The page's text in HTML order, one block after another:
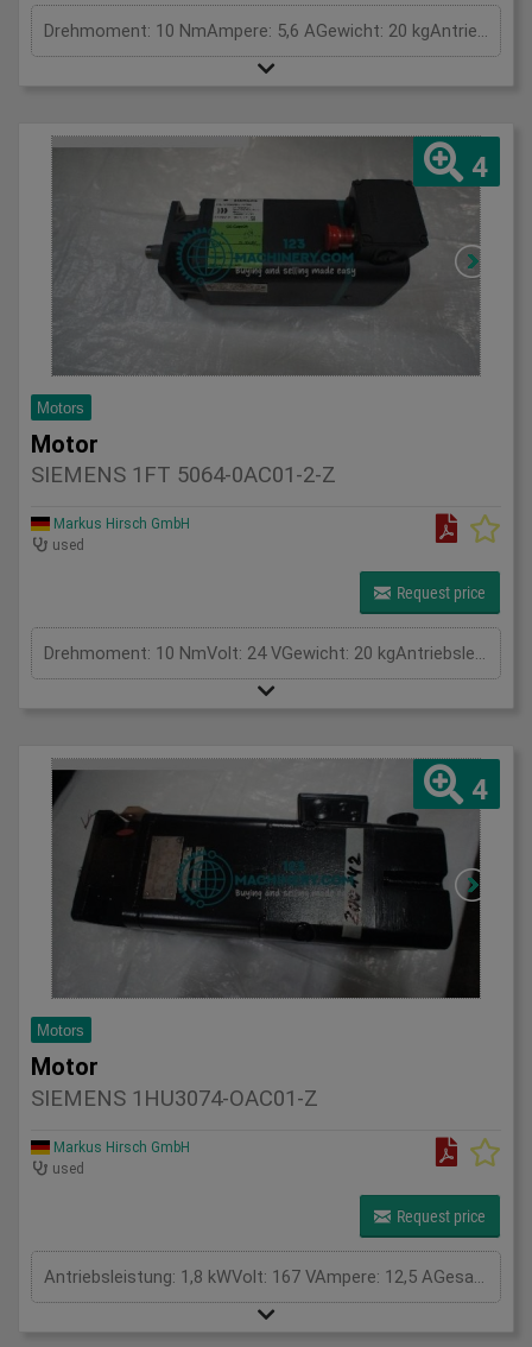
Drehmoment: 10 NmAmpere: 5,6 AGewicht: 20 kgAntriebsleistung: kWVolt: VGesamtleistungsbedarf: kWMaschinengewicht ca.: tRaumbedarf ca.: m
4
Motors
Motor
SIEMENS 1FT 5064-0AC01-2-Z
Markus Hirsch GmbH
used
Request price
Drehmoment: 10 NmVolt: 24 VGewicht: 20 kgAntriebsleistung: kWAmpere: AGesamtleistungsbedarf: kWMaschinengewicht ca.: tRaumbedarf ca.: m
4
Motors
Motor
SIEMENS 1HU3074-OAC01-Z
Markus Hirsch GmbH
used
Request price
Antriebsleistung: 1,8 kWVolt: 167 VAmpere: 12,5 AGesamtleistungsbedarf: kWMaschinengewicht ca.: tRaumbedarf ca.: m